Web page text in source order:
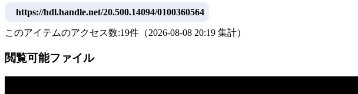
https://hdl.handle.net/20.500.14094/0100360564
このアイテムのアクセス数:19件 （2026-08-08 20:19 集計）
閲覧可能ファイル